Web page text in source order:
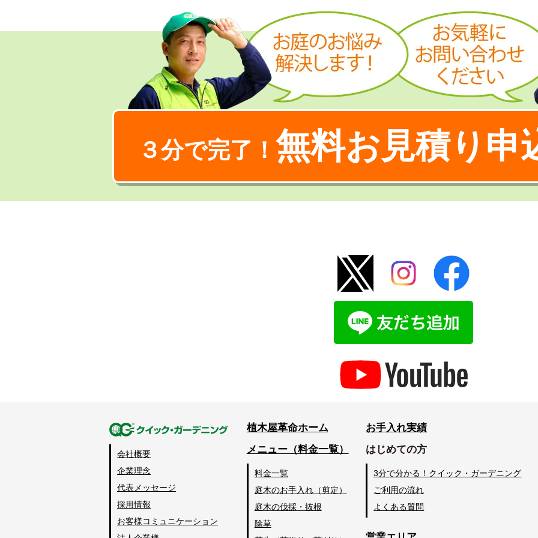
３分で完了！ 無料お見積り申
会社概要
企業理念
代表メッセージ
採用情報
お客様コミュニケーション
植木屋革命ホーム
メニュー（料金一覧）
料金一覧
庭木のお手入れ（剪定）
庭木の伐採・抜根
除草
お手入れ実績
はじめての方
3分で分かる！クイック・ガーデニング
ご利用の流れ
よくある質問